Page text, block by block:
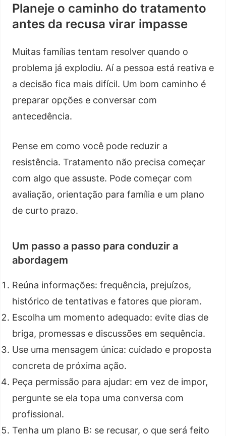
Planeje o caminho do tratamento
antes da recusa virar impasse
Muitas famílias tentam resolver quando o
problema já explodiu. Aí a pessoa está reativa e
a decisão fica mais difícil. Um bom caminho é
preparar opções e conversar com
antecedência.
Pense em como você pode reduzir a
resistência. Tratamento não precisa começar
com algo que assuste. Pode começar com
avaliação, orientação para família e um plano
de curto prazo.
Um passo a passo para conduzir a
abordagem
Reúna informações: frequência, prejuízos,
histórico de tentativas e fatores que pioram.
Escolha um momento adequado: evite dias de
briga, promessas e discussões em sequência.
Use uma mensagem única: cuidado e proposta
concreta de próxima ação.
Peça permissão para ajudar: em vez de impor,
pergunte se ela topa uma conversa com
profissional.
Tenha um plano B: se recusar, o que será feito